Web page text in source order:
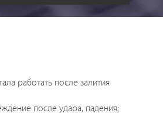
работать после залития
после удара, падения;